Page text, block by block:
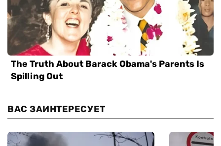
ВАС ЗАИНТЕРЕСУЕТ